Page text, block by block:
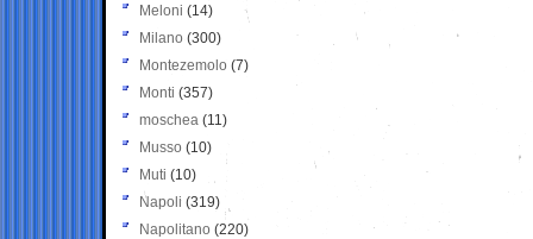
Meloni (14)
Milano (300)
Montezemolo (7)
Monti (357)
moschea (11)
Musso (10)
Muti (10)
Napoli (319)
Napolitano (220)